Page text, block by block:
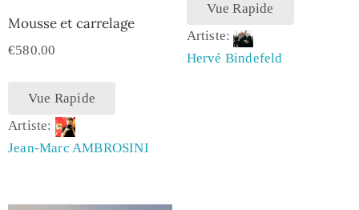
Mousse et carrelage
€580.00
Vue Rapide
Artiste:
Jean-Marc AMBROSINI
Vue Rapide
Artiste:
Hervé Bindefeld